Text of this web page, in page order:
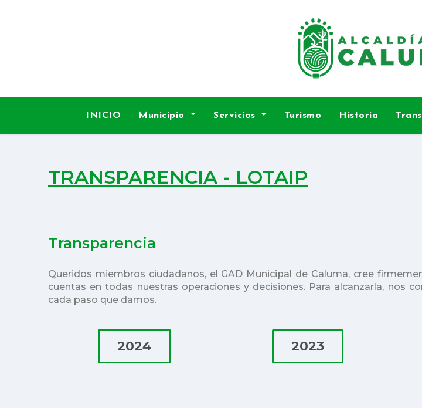
INICIO Municipio Servicios Turismo Historia
TRANSPARENCIA - LOTAIP
Transparencia
Queridos miembros ciudadanos, el GAD Municipal de Caluma, cree
cuentas en todas nuestras operaciones y decisiones. Para alcanzarla, nos
cada paso que damos.
2024 2023